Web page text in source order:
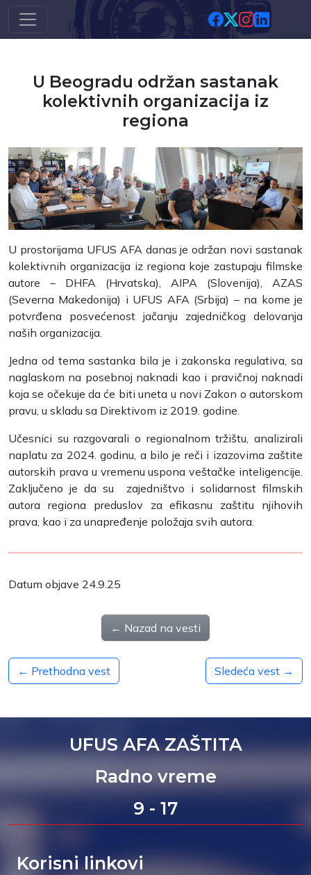
Skip to main content
U Beogradu održan sastanak
kolektivnih organizacija iz
regiona
U prostorijama UFUS AFA danas je održan novi sastanak
kolektivnih organizacija iz regiona koje zastupaju filmske
autore – DHFA (Hrvatska), AIPA (Slovenija), AZAS
(Severna Makedonija) i UFUS AFA (Srbija) – na kome je
potvrđena posvećenost jačanju zajedničkog delovanja
naših organizacija.
Jedna od tema sastanka bila je i zakonska regulativa, sa
naglaskom na posebnoj naknadi kao i pravičnoj naknadi
koja se očekuje da će biti uneta u novi Zakon o autorskom
pravu, u skladu sa Direktivom iz 2019. godine.
Učesnici su razgovarali o regionalnom tržištu, analizirali
naplatu za 2024. godinu, a bilo je reči i izazovima zaštite
autorskih prava u vremenu uspona veštačke inteligencije.
Zaključeno je da su zajedništvo i solidarnost filmskih
autora regiona preduslov za efikasnu zaštitu njihovih
prava, kao i za unapređenje položaja svih autora.
Datum objave 24.9.25
← Nazad na vesti
← Prethodna vest Sledeća vest →
UFUS AFA ZAŠTITA
Radno vreme
9 - 17
Korisni linkovi